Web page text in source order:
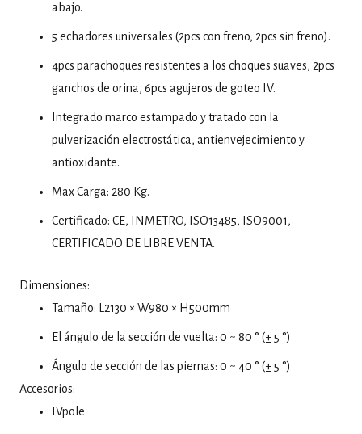
abajo.
5 echadores universales (2pcs con freno, 2pcs sin freno).
4pcs parachoques resistentes a los choques suaves, 2pcs
ganchos de orina, 6pcs agujeros de goteo IV.
Integrado marco estampado y tratado con la
pulverización electrostática, antienvejecimiento y
antioxidante.
Max Carga: 280 Kg.
Certificado: CE, INMETRO, ISO13485, ISO9001,
CERTIFICADO DE LIBREVENTA.
Dimensiones:
Tamaño: L2130 × W980 × H500mm
El ángulo de la sección de vuelta: 0 ~ 80 ° (± 5 °)
Ángulo de sección de las piernas: 0 ~ 40 ° (± 5 °)
Accesorios:
IVpole